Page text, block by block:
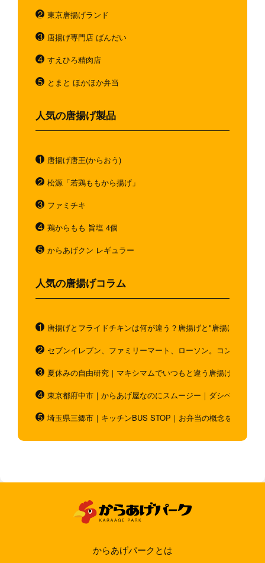
東京唐揚げランド
唐揚げ専門店 ばんだい
すえひろ精肉店
とまと ほかほか弁当
人気の唐揚げ製品
唐揚げ唐王(からおう)
松源「若鶏ももから揚げ」
ファミチキ
鶏からもも 旨塩 4個
からあげクン レギュラー
人気の唐揚げコラム
唐揚げとフライドチキンは何が違う？唐揚げと"唐揚げと似て
セブンイレブン、ファミリーマート、ローソン。コンビニの
夏休みの自由研究｜マキシマムでいつもと違う唐揚げを作ろう
東京都府中市｜からあげ屋なのにスムージー｜ダシベース唐
埼玉県三郷市｜キッチンBUS STOP｜お弁当の概念を超越！
からあげパークとは